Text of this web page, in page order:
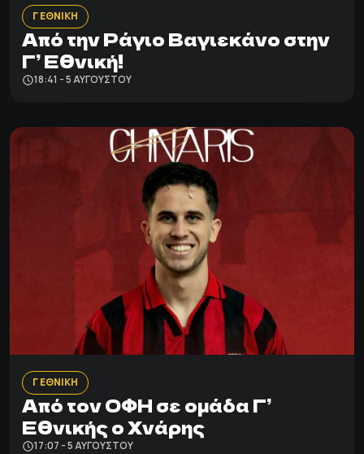
Γ ΕΘΝΙΚΗ
Από την Ράγιο Βαγιεκάνο στην
Γ’ Εθνική!
18:41 - 5 ΑΥΓΟΎΣΤΟΥ
Γ ΕΘΝΙΚΗ
Από τον ΟΦΗ σε ομάδα Γ’
Εθνικής ο Χνάρης
17:07 - 5 ΑΥΓΟΎΣΤΟΥ